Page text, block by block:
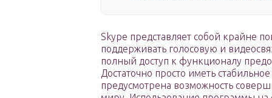
Skype представляет собой крайне
поддерживать голосовую и
полный доступ к функционалу
Достаточно просто иметь
предусмотрена возможность